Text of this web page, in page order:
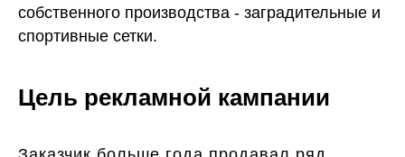
собственного производства - заградительные и
спортивные сетки.
Цель рекламной кампании